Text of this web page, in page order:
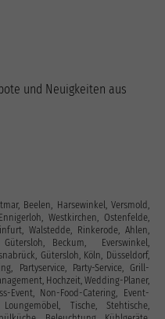
und Neuigkeiten aus
Beelen, Harsewinkel, Versmold,
Westkirchen, Ostenfelde,
Walstedde, Rinkerode, Ahlen,
Beckum, Everswinkel,
Gütersloh, Köln, Düsseldorf,
Partyservice, Party-Service, Grill-
Hochzeit, Wedding-Planer,
Event, Non-Food-Catering, Event-
Tische, Stehtische,